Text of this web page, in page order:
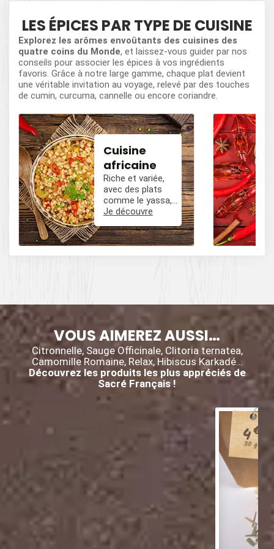
LES ÉPICES PAR TYPE DE CUISINE
Explorez les arômes envoûtants des cuisines des
quatre coins du Monde, et laissez-vous guider par nos
conseils pour associer les épices à vos ingrédients
favoris. Grâce à notre large gamme, chaque plat devient
une véritable invitation au voyage, relevé par des touches
de cumin, curcuma, cannelle ou encore coriandre.
Cuisine
africaine
Riche et variée,
avec des plats
comme le yassa,
le poulet mafé, et
épicées avec du
poivre, du cumin,
et des piments.
Je découvre
VOUS AIMEREZ AUSSI…
Citronnelle, Sauge Officinale, Clitoria ternatea,
Camomille Romaine, Relax, Hibiscus Karkadé…
Découvrez les produits les plus appréciés de
Sacré Français !
4€
30 g